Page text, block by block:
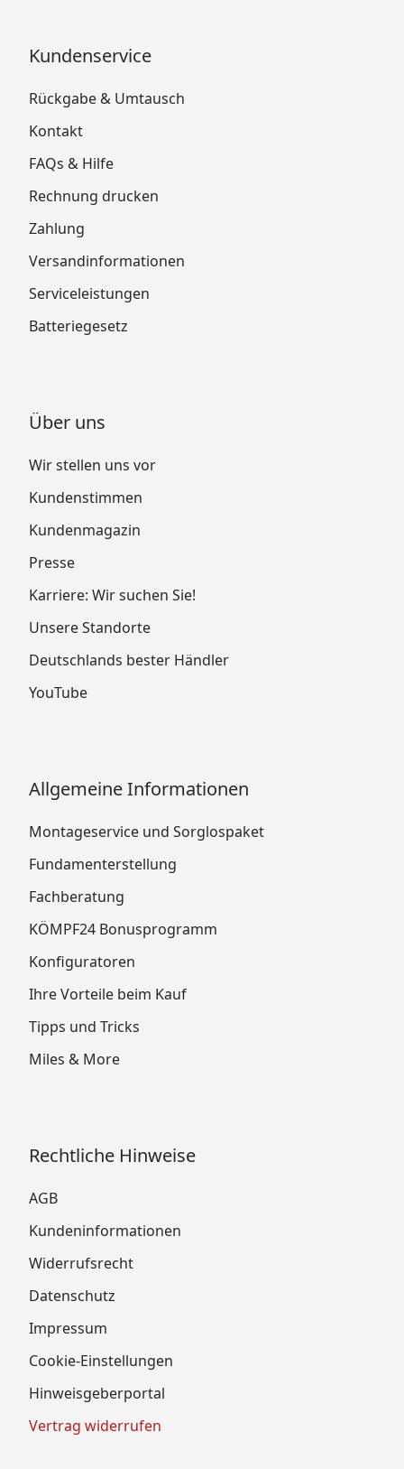
Kundenservice
Rückgabe & Umtausch
Kontakt
FAQs & Hilfe
Rechnung drucken
Zahlung
Versandinformationen
Serviceleistungen
Batteriegesetz
Über uns
Wir stellen uns vor
Kundenstimmen
Kundenmagazin
Presse
Karriere: Wir suchen Sie!
Unsere Standorte
Deutschlands bester Händler
YouTube
Allgemeine Informationen
Montageservice und Sorglospaket
Fundamenterstellung
Fachberatung
KÖMPF24 Bonusprogramm
Konfiguratoren
Ihre Vorteile beim Kauf
Tipps und Tricks
Miles & More
Rechtliche Hinweise
AGB
Kundeninformationen
Widerrufsrecht
Datenschutz
Impressum
Cookie-Einstellungen
Hinweisgeberportal
Vertrag widerrufen